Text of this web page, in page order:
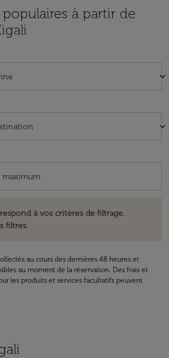
à partir de
keyboard_arrow_down
keyboard_arrow_down
à vos critères de filtrage.
filtres.
au cours des dernières 48 heures et
au moment de la réservation. Des frais et
les produits et services facultatifs peuvent